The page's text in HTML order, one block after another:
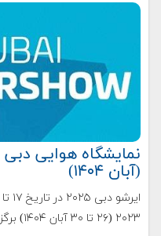
(آبان ۱۴۰۴)
۲۰۲۳ (۲۶ تا ۳۰ آبان ۱۴۰۴) برگزار می‌شود.